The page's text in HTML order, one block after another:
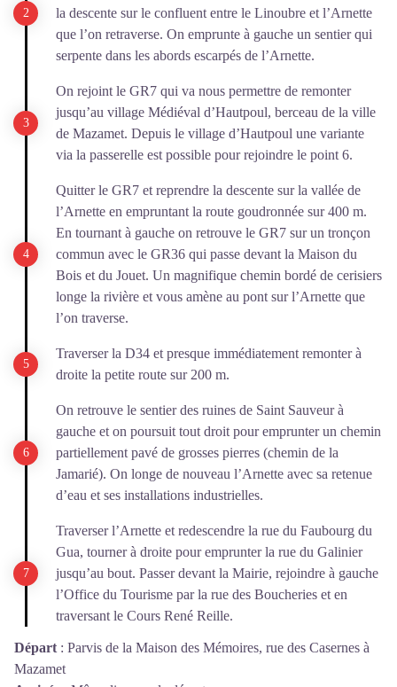
la descente sur le confluent entre le Linoubre et l’Arnette
que l’on retraverse. On emprunte à gauche un sentier qui
serpente dans les abords escarpés de l’Arnette.
On rejoint le GR7 qui va nous permettre de remonter
jusqu’au village Médiéval d’Hautpoul, berceau de la ville
de Mazamet. Depuis le village d’Hautpoul une variante
via la passerelle est possible pour rejoindre le point 6.
Quitter le GR7 et reprendre la descente sur la vallée de
l’Arnette en empruntant la route goudronnée sur 400 m.
En tournant à gauche on retrouve le GR7 sur un tronçon
commun avec le GR36 qui passe devant la Maison du
Bois et du Jouet. Un magnifique chemin bordé de cerisiers
longe la rivière et vous amène au pont sur l’Arnette que
l’on traverse.
Traverser la D34 et presque immédiatement remonter à
droite la petite route sur 200 m.
On retrouve le sentier des ruines de Saint Sauveur à
gauche et on poursuit tout droit pour emprunter un chemin
partiellement pavé de grosses pierres (chemin de la
Jamarié). On longe de nouveau l’Arnette avec sa retenue
d’eau et ses installations industrielles.
Traverser l’Arnette et redescendre la rue du Faubourg du
Gua, tourner à droite pour emprunter la rue du Galinier
jusqu’au bout. Passer devant la Mairie, rejoindre à gauche
l’Office du Tourisme par la rue des Boucheries et en
traversant le Cours René Reille.
Départ : Parvis de la Maison des Mémoires, rue des Casernes à
Mazamet